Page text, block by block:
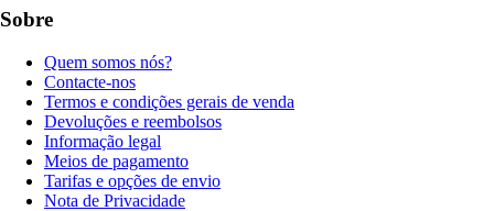
Sobre
Quem somos nós?
Contacte-nos
Termos e condições gerais de venda
Devoluções e reembolsos
Informação legal
Meios de pagamento
Tarifas e opções de envio
Nota de Privacidade